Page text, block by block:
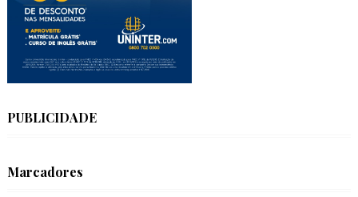
PUBLICIDADE
Marcadores